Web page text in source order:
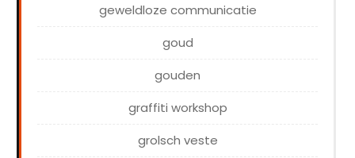
geweldloze communicatie
goud
gouden
graffiti workshop
grolsch veste